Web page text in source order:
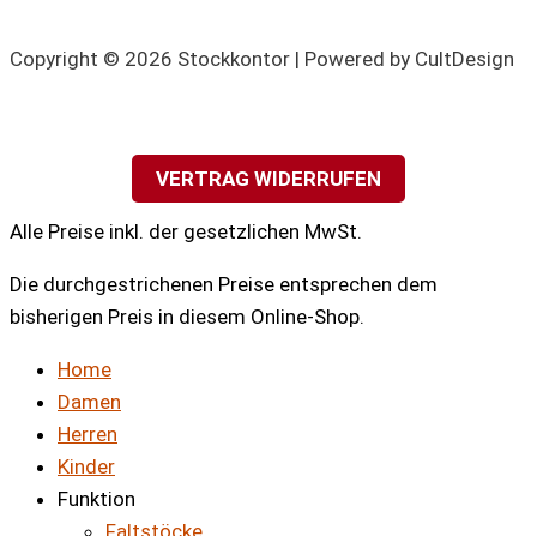
Copyright © 2026 Stockkontor | Powered by CultDesign
VERTRAG WIDERRUFEN
Alle Preise inkl. der gesetzlichen MwSt.
Die durchgestrichenen Preise entsprechen dem
bisherigen Preis in diesem Online-Shop.
Home
Damen
Herren
Kinder
Funktion